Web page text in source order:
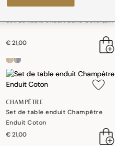
Set de table enduit Dune Coton,Lin
€ 21,00
CHAMPÊTRE
Set de table enduit Champêtre
Enduit Coton
€ 21,00